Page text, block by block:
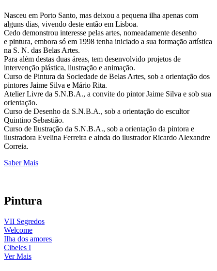
Nasceu em Porto Santo, mas deixou a pequena ilha apenas com
alguns dias, vivendo deste então em Lisboa.
Cedo demonstrou interesse pelas artes, nomeadamente desenho
e pintura, embora só em 1998 tenha iniciado a sua formação artística
na S. N. das Belas Artes.
Para além destas duas áreas, tem desenvolvido projetos de
intervenção plástica, ilustração e animação.
Curso de Pintura da Sociedade de Belas Artes, sob a orientação dos
pintores Jaime Silva e Mário Rita.
Atelier Livre da S.N.B.A., a convite do pintor Jaime Silva e sob sua
orientação.
Curso de Desenho da S.N.B.A., sob a orientação do escultor
Quintino Sebastião.
Curso de Ilustração da S.N.B.A., sob a orientação da pintora e
ilustradora Evelina Ferreira e ainda do ilustrador Ricardo Alexandre
Correia.
Saber Mais
Pintura
VII Segredos
Welcome
Ilha dos amores
Cibeles I
Ver Mais